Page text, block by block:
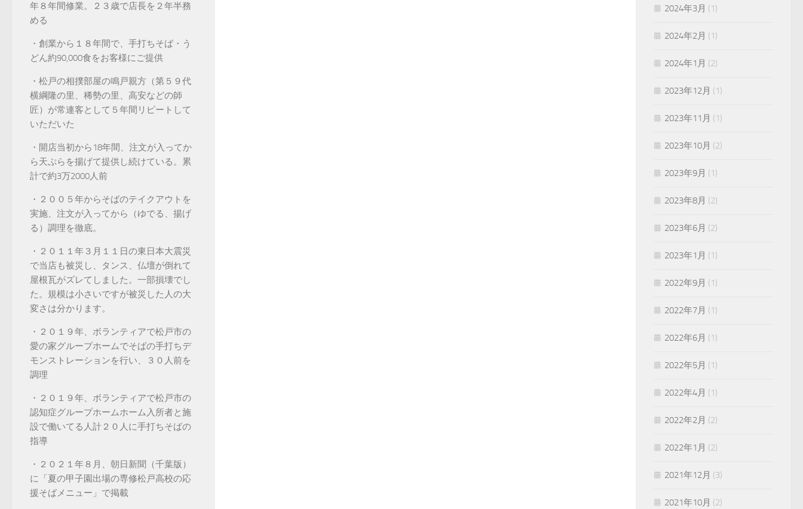
年８年間修業。２３歳で店長を２年半務
める
・創業から１８年間で、手打ちそば・う
どん約90,000食をお客様にご提供
・松戸の相撲部屋の鳴戸親方（第５９代
横綱隆の里、稀勢の里、高安などの師
匠）が常連客として５年間リピートして
いただいた
・開店当初から18年間、注文が入ってか
ら天ぷらを揚げて提供し続けている。累
計で約3万2000人前
・２００５年からそばのテイクアウトを
実施、注文が入ってから（ゆでる、揚げ
る）調理を徹底。
・２０１１年３月１１日の東日本大震災
で当店も被災し、タンス、仏壇が倒れて
屋根瓦がズレてしました。一部損壊でし
た。規模は小さいですが被災した人の大
変さは分かります。
・２０１９年、ボランティアで松戸市の
愛の家グループホームでそばの手打ちデ
モンストレーションを行い、３０人前を
調理
・２０１９年、ボランティアで松戸市の
認知症グループホームホーム入所者と施
設で働いてる人計２０人に手打ちそばの
指導
・２０２１年８月、朝日新聞（千葉版）
に「夏の甲子園出場の専修松戸高校の応
援そばメニュー」で掲載
2024年3月 (1)
2024年2月 (1)
2024年1月 (2)
2023年12月 (1)
2023年11月 (1)
2023年10月 (2)
2023年9月 (1)
2023年8月 (2)
2023年6月 (2)
2023年1月 (1)
2022年9月 (1)
2022年7月 (1)
2022年6月 (1)
2022年5月 (1)
2022年4月 (1)
2022年2月 (2)
2022年1月 (2)
2021年12月 (3)
2021年10月 (2)